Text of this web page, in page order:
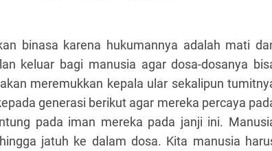
binasa karena hukumannya adalah mati
keluar bagi manusia agar dosa-dosanya
meremukkan kepala ular sekalipun
generasi berikut agar mereka percaya
pada iman mereka pada janji ini.
jatuh ke dalam dosa. Kita manusia